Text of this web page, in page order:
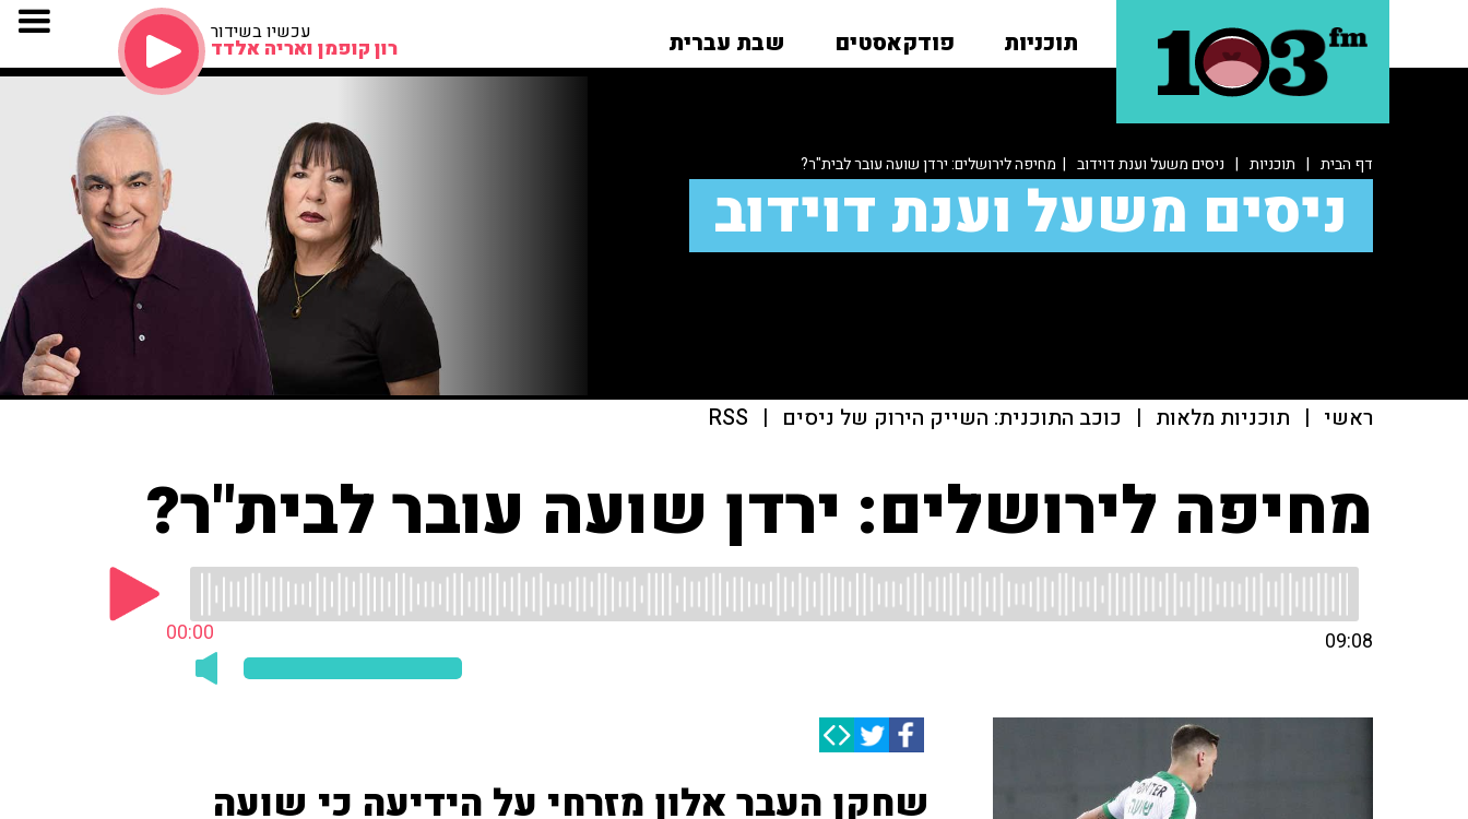
תוכניות פודקאסטים שבת עברית עכשיו בשידור
רון קופמן ואריה אלדד
דף הבית | תוכניות | ניסים משעל וענת דוידוב | מחיפה לירושלים: ירדן שועה עובר לבית"ר?
ניסים משעל וענת דוידוב
ראשי | תוכניות מלאות | כוכב התוכנית: השייק הירוק של ניסים |
RSS
מחיפה לירושלים: ירדן שועה עובר לבית"ר?
00:00 09:08
שחקן העבר אלון מזרחי על הידיעה כי שועה